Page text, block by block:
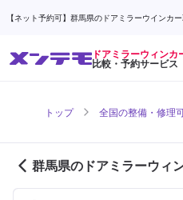
【ネット予約可】群馬県のドアミラーウインカ
ドアミラーウィンカ
比較・予約サービス
トップ 全国の整備・修理
群馬県のドアミラーウィ
付対応店舗紹介 (1ページ